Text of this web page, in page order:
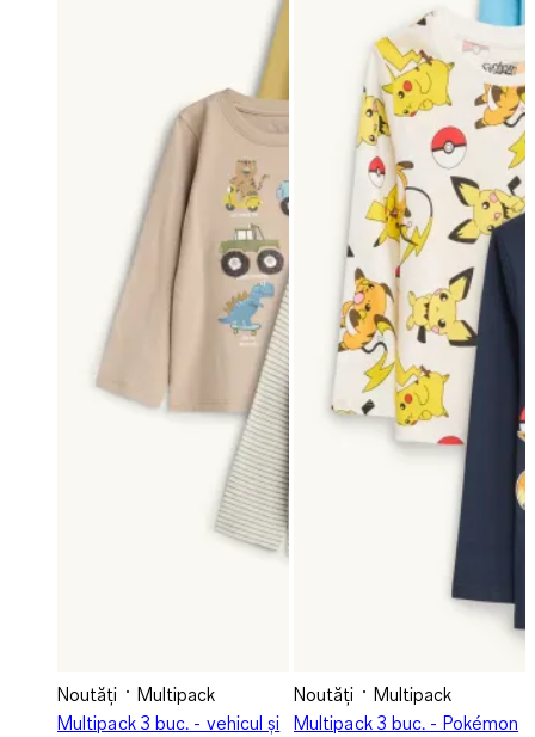
Noutăți
Multipack
Multipack 3 buc. - vehicul și
Noutăți
Multipack
Multipack 3 buc. - Pokémon